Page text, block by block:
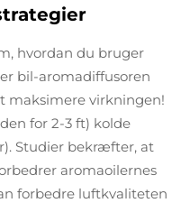
hvordan du bruger
bil-aromadiffusoren
maksimere virkningen!
for 2-3 ft) kolde
Studier bekræfter, at
aromaoilernes
forbedre luftkvaliteten